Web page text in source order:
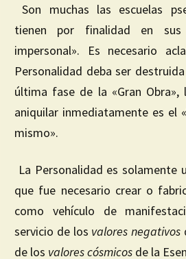
Son muchas las escuelas
tienen por finalidad en
impersonal». Es necesario
Personalidad deba ser
última fase de la «Gran
aniquilar inmediatamente es el
mismo».
La Personalidad es solamente
que fue necesario crear o
como vehículo de
servicio de los valoresnegativos
de los valorescósmicos de la